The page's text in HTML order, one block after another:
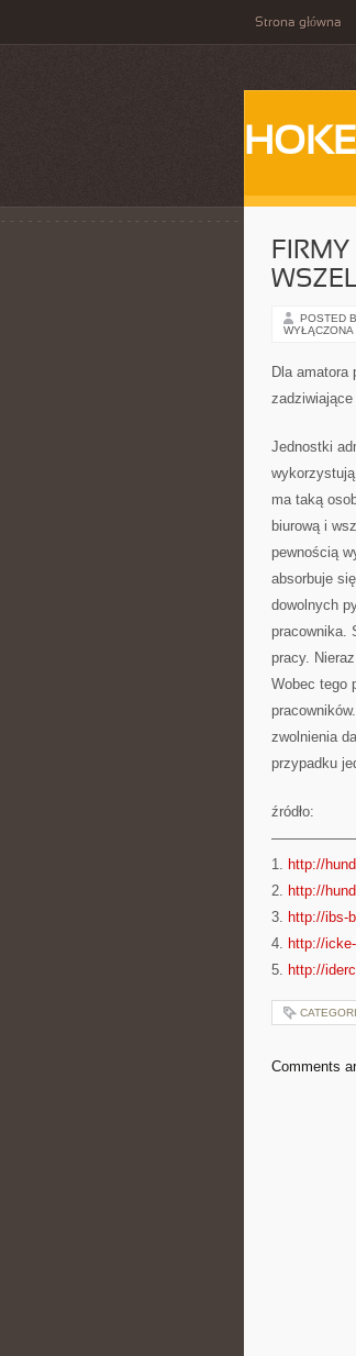
Strona główna
POSTED
WYŁĄCZONA
Dla amatora
Jednostki
ma taką
biurową i
pewnością
absorbuje
dowolnych
pracownika.
pracy.
Wobec tego
zwolnienia
przypadku
źródło:
1. http://
2. http://
3. http://ibs-
4. http://
5. http://
Comments